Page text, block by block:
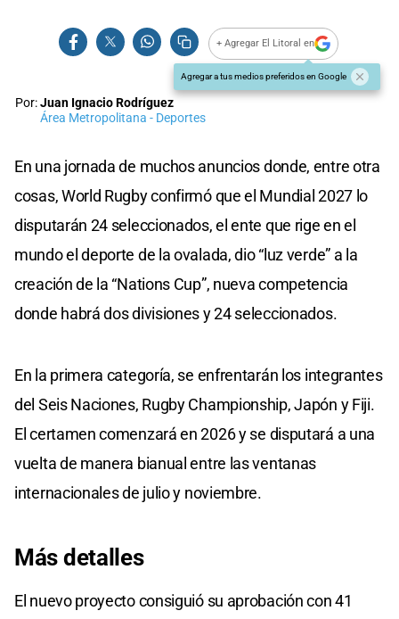
+ Agregar El Litoral en
Agregar a tus medios preferidos en Google
Por:Juan Ignacio Rodríguez
Área Metropolitana - Deportes
En una jornada de muchos anuncios donde, entre otra
cosas, World Rugby confirmó que el Mundial 2027 lo
disputarán 24 seleccionados, el ente que rige en el
mundo el deporte de la ovalada, dio “luz verde” a la
creación de la “Nations Cup”, nueva competencia
donde habrá dos divisiones y 24 seleccionados.
En la primera categoría, se enfrentarán los integrantes
del Seis Naciones, Rugby Championship, Japón y Fiji.
El certamen comenzará en 2026 y se disputará a una
vuelta de manera bianual entre las ventanas
internacionales de julio y noviembre.
Más detalles
El nuevo proyecto consiguió su aprobación con 41